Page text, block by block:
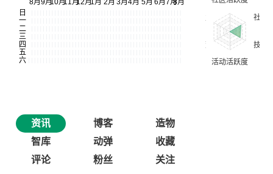
资讯 博客
造物
智库
动弹
收藏
评论
粉丝 关注